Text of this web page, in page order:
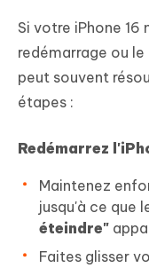
Si votre iPhone 16
redémarrage ou
peut souvent
étapes :
Redémarrez
Maintenez
jusqu'à ce que
éteindre"
Faites glisser